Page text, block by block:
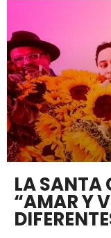
LA SANTA
“AMAR Y